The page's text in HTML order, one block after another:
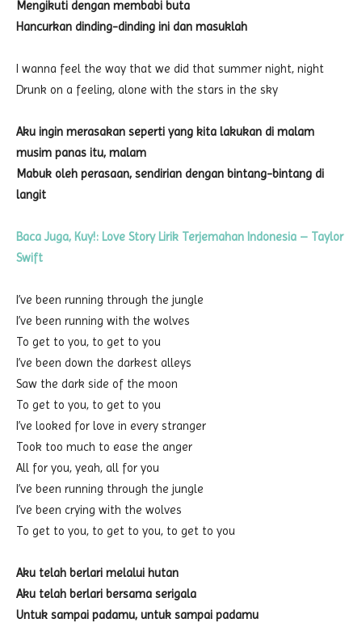
Mengikuti dengan membabi buta
Hancurkan dinding-dinding ini dan masuklah
I wanna feel the way that we did that summer night, night
Drunk on a feeling, alone with the stars in the sky
Aku ingin merasakan seperti yang kita lakukan di malam
musim panas itu, malam
Mabuk oleh perasaan, sendirian dengan bintang-bintang di
langit
Baca Juga, Kuy!: Love Story Lirik Terjemahan Indonesia – Taylor
Swift
I’ve been running through the jungle
I’ve been running with the wolves
To get to you, to get to you
I’ve been down the darkest alleys
Saw the dark side of the moon
To get to you, to get to you
I’ve looked for love in every stranger
Took too much to ease the anger
All for you, yeah, all for you
I’ve been running through the jungle
I’ve been crying with the wolves
To get to you, to get to you, to get to you
Aku telah berlari melalui hutan
Aku telah berlari bersama serigala
Untuk sampai padamu, untuk sampai padamu